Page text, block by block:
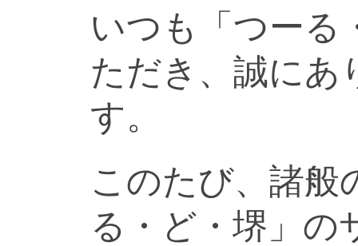
いつも「つーる
ただき、誠にあ
す。
このたび、諸般
る・ど・堺」の